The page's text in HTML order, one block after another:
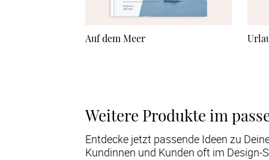
Auf dem Meer
Weitere Produkte im
Entdecke jetzt passende Ideen zu
Kundinnen und Kunden oft im Design-